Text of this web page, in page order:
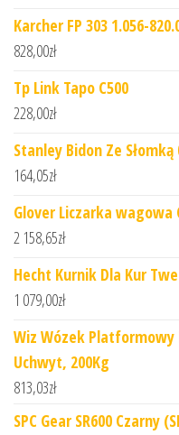
Karcher FP 303 1.056-
828,00zł
Tp Link Tapo C500
228,00zł
Stanley Bidon Ze Słomką
164,05zł
Glover Liczarka wagowa
2 158,65zł
Hecht Kurnik Dla Kur
1 079,00zł
Wiz Wózek Platformowy
Uchwyt, 200Kg
813,03zł
SPC Gear SR600 Czarny